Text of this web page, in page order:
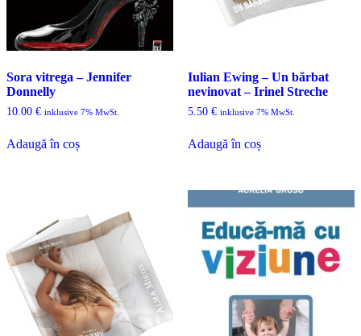
Sora vitrega – Jennifer
Donnelly
10.00 € inklusive 7% MwSt.
Adaugă în coș
Iulian Ewing – Un bărbat
nevinovat – Irinel Streche
5.50 € inklusive 7% MwSt.
Adaugă în coș